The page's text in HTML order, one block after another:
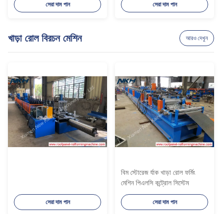
সেরা দাম পান সেরা দাম পান
খাড়া রোল বিরচন মেশিন আরও দেখুন
সেরা দাম পান
বিম স্টোরেজ র্যাক খাড়া রোল ফর্মিং
মেশিন পিএলসি কন্ট্রোল সিস্টেম
সেরা দাম পান